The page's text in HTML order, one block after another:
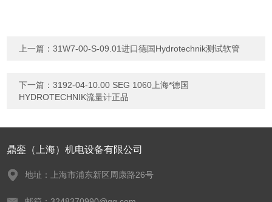
上一篇：31W7-00-S-09.01进口德国Hydrotechnik测试软管
下一篇：3192-04-10.00 SEG 1060上海*德国
HYDROTECHNIK流量计正品
鼎銮（上海）机电设备有限公司
地址：上海市浦东新区周康路26号